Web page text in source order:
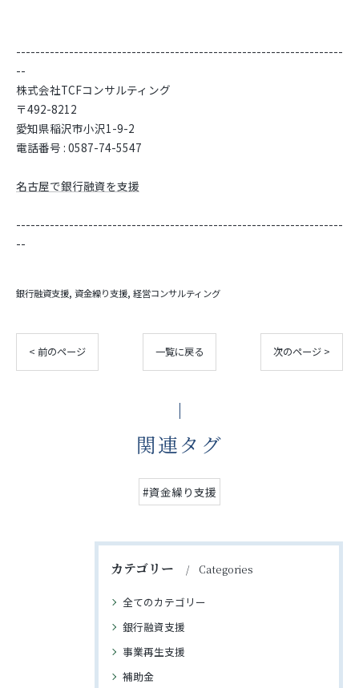
--------------------------------------------------------------------
--
株式会社TCFコンサルティング
〒492-8212
愛知県稲沢市小沢1-9-2
電話番号 : 0587-74-5547
名古屋で銀行融資を支援
--------------------------------------------------------------------
--
銀行融資支援 資金繰り支援 経営コンサルティング
< 前のページ 一覧に戻る 次のページ >
関連タグ
#資金繰り支援
カテゴリー Categories
全てのカテゴリー
銀行融資支援
事業再生支援
補助金